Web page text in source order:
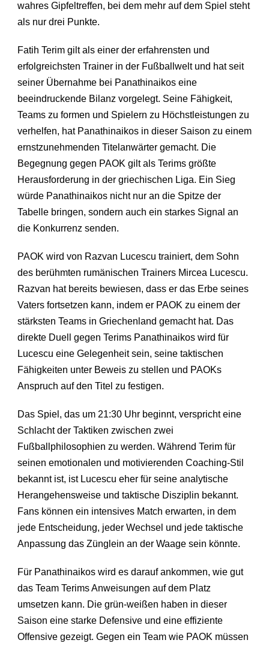
wahres Gipfeltreffen, bei dem mehr auf dem Spiel steht
als nur drei Punkte.
Fatih Terim gilt als einer der erfahrensten und
erfolgreichsten Trainer in der Fußballwelt und hat seit
seiner Übernahme bei Panathinaikos eine
beeindruckende Bilanz vorgelegt. Seine Fähigkeit,
Teams zu formen und Spielern zu Höchstleistungen zu
verhelfen, hat Panathinaikos in dieser Saison zu einem
ernstzunehmenden Titelanwärter gemacht. Die
Begegnung gegen PAOK gilt als Terims größte
Herausforderung in der griechischen Liga. Ein Sieg
würde Panathinaikos nicht nur an die Spitze der
Tabelle bringen, sondern auch ein starkes Signal an
die Konkurrenz senden.
PAOK wird von Razvan Lucescu trainiert, dem Sohn
des berühmten rumänischen Trainers Mircea Lucescu.
Razvan hat bereits bewiesen, dass er das Erbe seines
Vaters fortsetzen kann, indem er PAOK zu einem der
stärksten Teams in Griechenland gemacht hat. Das
direkte Duell gegen Terims Panathinaikos wird für
Lucescu eine Gelegenheit sein, seine taktischen
Fähigkeiten unter Beweis zu stellen und PAOKs
Anspruch auf den Titel zu festigen.
Das Spiel, das um 21:30 Uhr beginnt, verspricht eine
Schlacht der Taktiken zwischen zwei
Fußballphilosophien zu werden. Während Terim für
seinen emotionalen und motivierenden Coaching-Stil
bekannt ist, ist Lucescu eher für seine analytische
Herangehensweise und taktische Disziplin bekannt.
Fans können ein intensives Match erwarten, in dem
jede Entscheidung, jeder Wechsel und jede taktische
Anpassung das Zünglein an der Waage sein könnte.
Für Panathinaikos wird es darauf ankommen, wie gut
das Team Terims Anweisungen auf dem Platz
umsetzen kann. Die grün-weißen haben in dieser
Saison eine starke Defensive und eine effiziente
Offensive gezeigt. Gegen ein Team wie PAOK müssen